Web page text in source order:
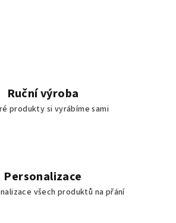
Ruční výroba
produkty si vyrábíme sami
Personalizace
všech produktů na přání